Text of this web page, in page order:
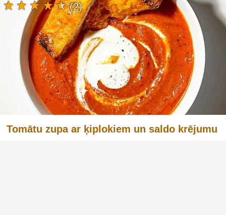
Tomātu zupa ar ķiplokiem un saldo krējumu
(2)